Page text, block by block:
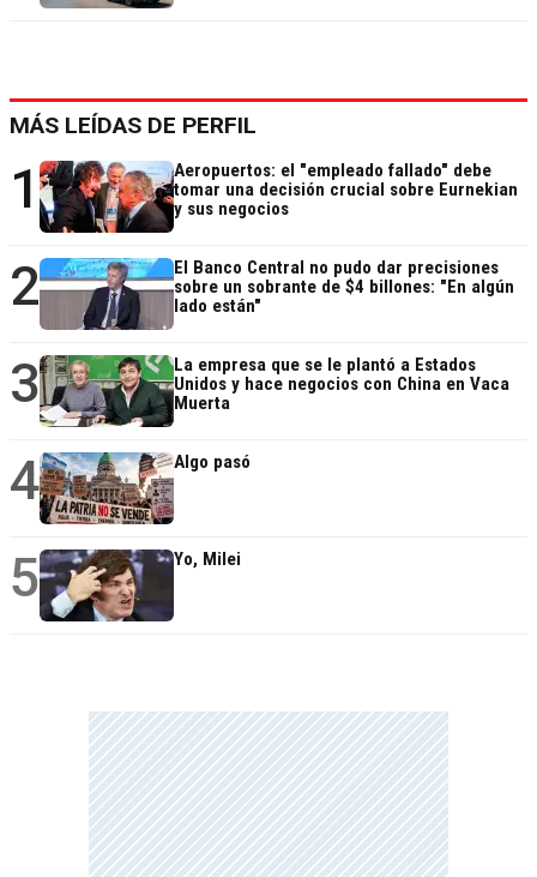
MÁS LEÍDAS DE PERFIL
1
Aeropuertos: el "empleado fallado" debe
tomar una decisión crucial sobre Eurnekian
y sus negocios
2
El Banco Central no pudo dar precisiones
sobre un sobrante de $4 billones: "En algún
lado están"
3
La empresa que se le plantó a Estados
Unidos y hace negocios con China en Vaca
Muerta
4 Algo pasó
5 Yo, Milei